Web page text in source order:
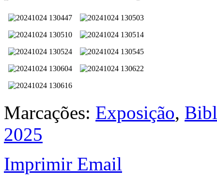
Marcações: Exposição,
2025
Imprimir Email